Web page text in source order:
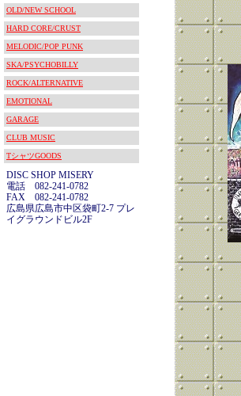
OLD/NEW SCHOOL
HARD CORE/CRUST
MELODIC/POP PUNK
SKA/PSYCHOBILLY
ROCK/ALTERNATIVE
EMOTIONAL
GARAGE
CLUB MUSIC
TシャツGOODS
DISC SHOP MISERY
電話 082-241-0782
FAX 082-241-0782
広島県広島市中区袋町2-7 プレ
イグラウンドビル2F